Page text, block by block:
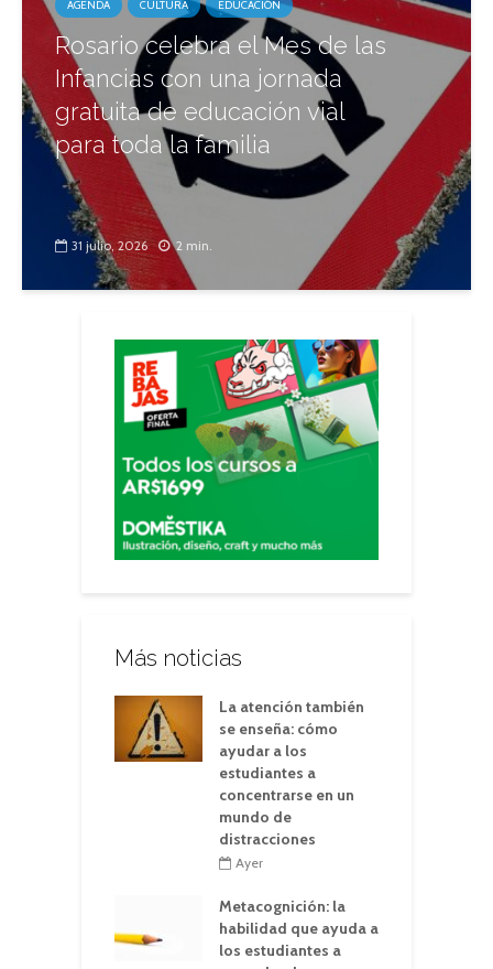
AGENDA CULTURA EDUCACIÓN
Rosario celebra el Mes de las
Infancias con una jornada
gratuita de educación vial
para toda la familia
31 julio, 2026 2 min.
Más noticias
La atención también
se enseña: cómo
ayudar a los
estudiantes a
concentrarse en un
mundo de
distracciones
Ayer
Metacognición: la
habilidad que ayuda a
los estudiantes a